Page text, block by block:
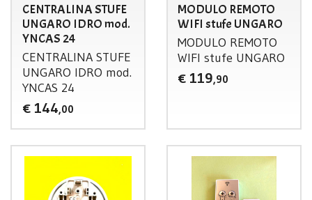
CENTRALINA STUFE
UNGARO IDRO mod.
YNCAS 24
CENTRALINA STUFE
UNGARO IDRO mod.
YNCAS 24
€ 144,00
MODULO REMOTO
WIFI stufe UNGARO
MODULO REMOTO
WIFI stufe UNGARO
€ 119,90